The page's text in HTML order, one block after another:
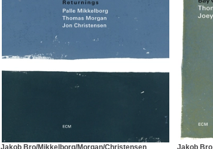
Jakob Bro/Mikkelborg/Morgan/Christensen Jakob Bro